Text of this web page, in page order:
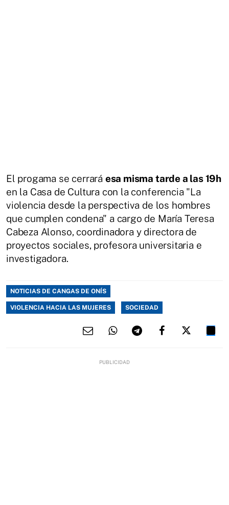
El progama se cerrará esa misma tarde a las 19h
en la Casa de Cultura con la conferencia "La
violencia desde la perspectiva de los hombres
que cumplen condena" a cargo de María Teresa
Cabeza Alonso, coordinadora y directora de
proyectos sociales, profesora universitaria e
investigadora.
NOTICIAS DE CANGAS DE ONÍS
VIOLENCIA HACIA LAS MUJERES SOCIEDAD